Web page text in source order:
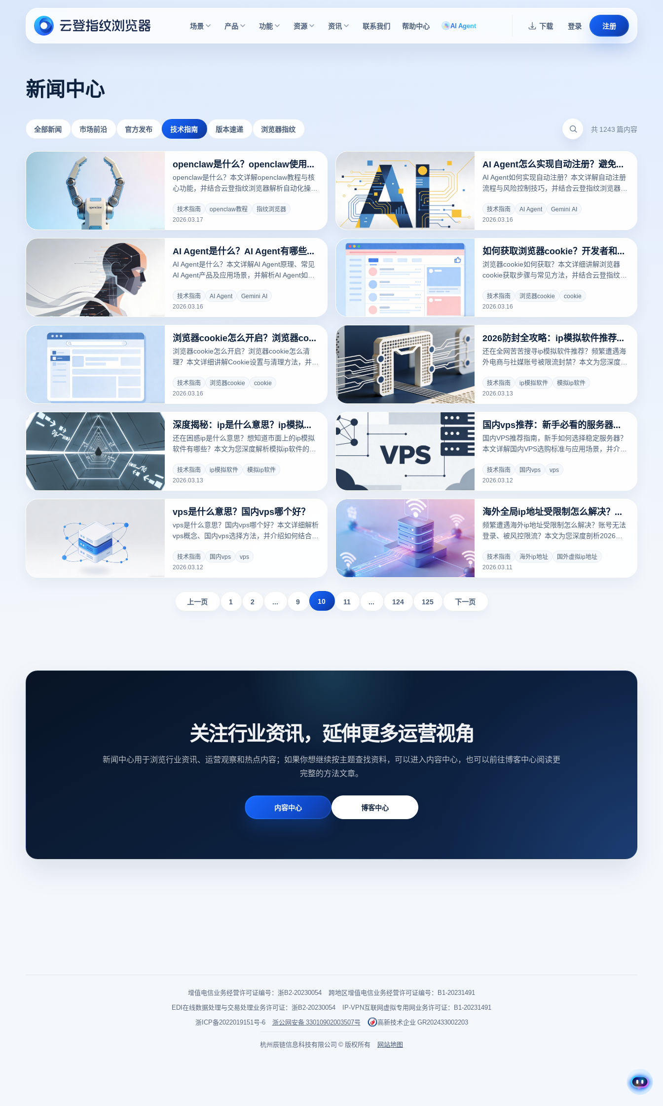
场景 产品 功能 资源 资讯 联系我们 帮助中心 AI Agent 下载 登录 注册
新闻中心
全部新闻 市场前沿 官方发布 技术指南 版本速递 浏览器指纹 共 1243 篇内容
openclaw是什么？openclaw使用教程解析
openclaw是什么？本文详解openclaw教程与核
心功能，并结合云登指纹浏览器解析自动化操作
技术指南 openclaw教程
指纹浏览器
2026.03.17
AI Agent怎么实现自动注册？避免封号和错误操作的技巧汇总
AI Agent如何实现自动注册？本文详解自动注册
流程与风险控制技巧，并结合云登指纹浏览器环
与运营效率。
技术指南 AI Agent
Gemini AI
2026.03.16
AI Agent是什么？AI Agent有哪些产品？
AI Agent是什么？本文详解AI Agent原理、常见
AI Agent产品及应用场景，并解析AI Agent如何
理。
技术指南 AI Agent
Gemini AI
2026.03.16
如何获取浏览器cookie？开发者和普通用户必看的操作步骤
浏览器cookie如何获取？本文详细讲解浏览器
cookie获取步骤与常见方法，并结合云登指纹浏
者和普通用户高效管理账号数据。
技术指南 浏览器cookie
cookie
2026.03.16
浏览器cookie怎么开启？浏览器cookie怎么清理？
浏览器cookie怎么开启？浏览器cookie怎么清
理？本文详细讲解Cookie设置与清理方法，并介
环境。
技术指南 浏览器cookie
cookie
2026.03.16
2026防封全攻略：ip模拟软件推荐与多账号防关联终极指南
还在全网苦苦搜寻ip模拟软件推荐？频繁遭遇海
外电商与社媒账号被限流封禁？本文为您深度揭
最新出海行业标准，教您如何利用专业的云登指
纹浏览器，实现底层物理级设备环境隔离与纯净
代理网络配置，彻底告别多账号关联封号难题！
技术指南 ip模拟软件
模拟ip软件
2026.03.13
深度揭秘：ip是什么意思？ip模拟软件有哪些及其核心功能与防关联指南
还在困惑ip是什么意思？想知道市面上的ip模拟
软件有哪些？本文为您深度解析模拟ip软件的核
先的防关联技术，教您如何低成本、高效率地实
现多平台账号安全矩阵运营，彻底告别封号重灾
区！立即点击查看2026年最新出海防关联实操
技术指南 ip模拟软件
模拟ip软件
2026.03.13
国内vps推荐：新手必看的服务器选购指南
国内VPS推荐指南，新手如何选择稳定服务器？
本文详解国内VPS选购标准与应用场景，并介绍
的实用技巧。
技术指南 国内vps
vps
2026.03.12
vps是什么意思？国内vps哪个好？
vps是什么意思？国内vps哪个好？本文详细解析
vps概念、国内vps选择方法，并介绍如何结合云
技术指南 国内vps
vps
2026.03.12
海外全局ip地址受限制怎么解决？国外虚拟ip与指纹浏览器防封合规方案
频繁遭遇海外ip地址受限制怎么解决？账号无法
登录、被风控限流？本文为您深度剖析2026年
理ip结合云登指纹浏览器，实现底层网络与物理
设备环境的100%纯净隔离。点击获取跨境电商
技术指南 海外ip地址
国外虚拟ip地址
2026.03.11
上一页 1 2 ... 9 10 11 ... 124 125 下一页
关注行业资讯，延伸更多运营视角
新闻中心用于浏览行业资讯、运营观察和热点内容；如果你想继续按主题查找资料，可以进入内容中心，也可以前往博客中心阅读更
完整的方法文章。
内容中心 博客中心
增值电信业务经营许可证编号：浙B2-20230054
跨地区增值电信业务经营许可证编号：B1-20231491
EDI在线数据处理与交易处理业务许可证：浙B2-20230054
IP-VPN互联网虚拟专用网业务许可证：B1-20231491
浙ICP备2022019151号-6
浙公网安备 33010902003507号 高新技术企业 GR202433002203
杭州辰链信息科技有限公司 © 版权所有 网站地图